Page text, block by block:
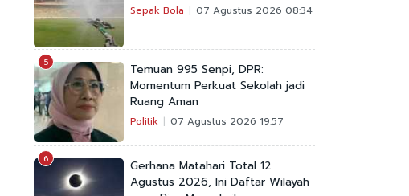
Sepak Bola 07 Agustus 2026 08:34
5
Temuan 995 Senpi, DPR:
Momentum Perkuat Sekolah jadi
Ruang Aman
Politik 07 Agustus 2026 19:57
6
Gerhana Matahari Total 12
Agustus 2026, Ini Daftar Wilayah